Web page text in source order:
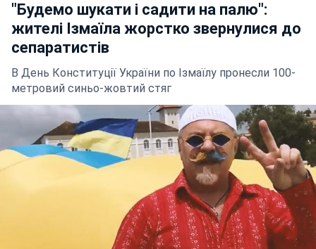
"Будемо шукати і садити на палю":
жителі Ізмаїла жорстко звернулися до
сепаратистів
В День Конституції України по Ізмаїлу пронесли 100-
метровий синьо-жовтий стяг